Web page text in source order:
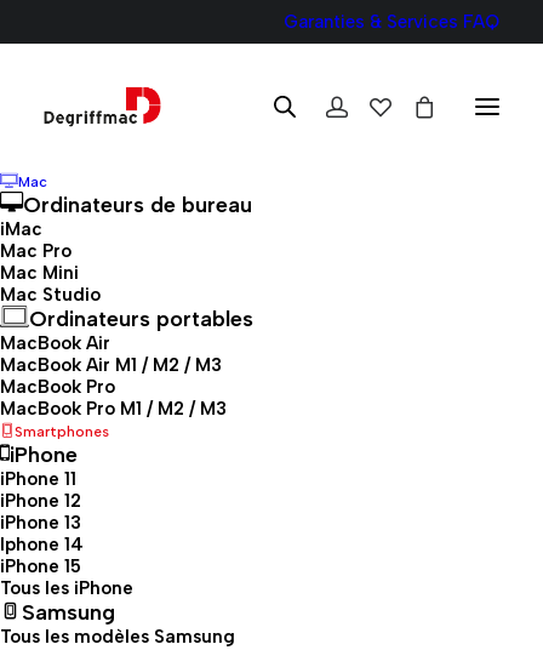
Garanties & Services FAQ
Mac
Ordinateurs de bureau
iMac
Mac Pro
Mac Mini
Mac Studio
Ordinateurs portables
MacBook Air
MacBook Air M1 / M2 / M3
MacBook Pro
MacBook Pro M1 / M2 / M3
Smartphones
iPhone
iPhone 11
iPhone 12
iPhone 13
Iphone 14
iPhone 15
Tous les iPhone
Samsung
Tous les modèles Samsung
iPhone reconditionnés :
alliez performance, style
et éco-responsabilité !
Retrouvez nos iPhone
reconditionnés, rigoureusement
testés et prêts à vous accompagner
au quotidien.